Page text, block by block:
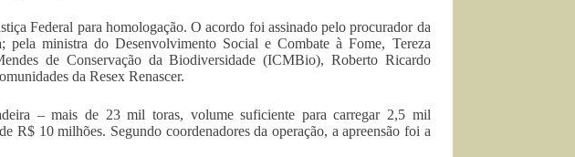
Federal para homologação. O acordo foi assinado pelo procurador da
ministra do Desenvolvimento Social e Combate à Fome, Tereza
de Conservação da Biodiversidade (ICMBio), Roberto Ricardo
da Resex Renascer.
– mais de 23 mil toras, volume suficiente para carregar 2,5 mil
R$ 10 milhões. Segundo coordenadores da operação, a apreensão foi a